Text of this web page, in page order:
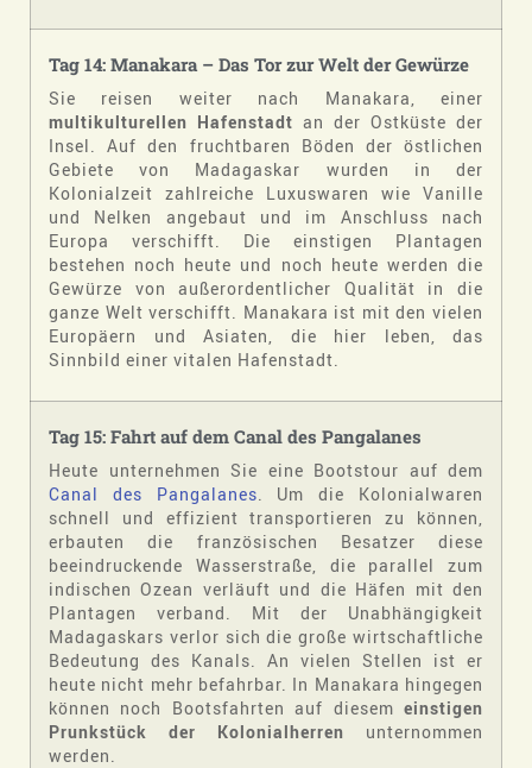
Tag 14: Manakara – Das Tor zur Welt der Gewürze
Sie reisen weiter nach Manakara, einer
multikulturellen Hafenstadt an der Ostküste der
Insel. Auf den fruchtbaren Böden der östlichen
Gebiete von Madagaskar wurden in der
Kolonialzeit zahlreiche Luxuswaren wie Vanille
und Nelken angebaut und im Anschluss nach
Europa verschifft. Die einstigen Plantagen
bestehen noch heute und noch heute werden die
Gewürze von außerordentlicher Qualität in die
ganze Welt verschifft. Manakara ist mit den vielen
Europäern und Asiaten, die hier leben, das
Sinnbild einer vitalen Hafenstadt.
Tag 15: Fahrt auf dem Canal des Pangalanes
Heute unternehmen Sie eine Bootstour auf dem
Canal des Pangalanes . Um die Kolonialwaren
schnell und effizient transportieren zu können,
erbauten die französischen Besatzer diese
beeindruckende Wasserstraße, die parallel zum
indischen Ozean verläuft und die Häfen mit den
Plantagen verband. Mit der Unabhängigkeit
Madagaskars verlor sich die große wirtschaftliche
Bedeutung des Kanals. An vielen Stellen ist er
heute nicht mehr befahrbar. In Manakara hingegen
können noch Bootsfahrten auf diesem einstigen
Prunkstück der Kolonialherren unternommen
werden.